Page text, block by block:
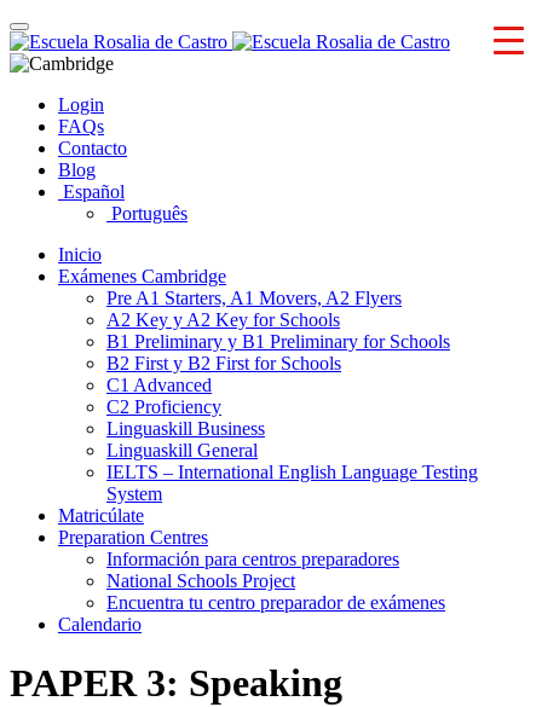
Skip
to
content
Toggle
navigation
Login
FAQs
Contacto
Blog
Español
Português
Inicio
Exámenes Cambridge
Pre A1 Starters, A1 Movers, A2 Flyers
A2 Key y A2 Key for Schools
B1 Preliminary y B1 Preliminary for Schools
B2 First y B2 First for Schools
C1 Advanced
C2 Proficiency
Linguaskill Business
Linguaskill General
IELTS – International English Language Testing
System
Matricúlate
Preparation Centres
Información para centros preparadores
National Schools Project
Encuentra tu centro preparador de exámenes
Calendario
PAPER 3: Speaking